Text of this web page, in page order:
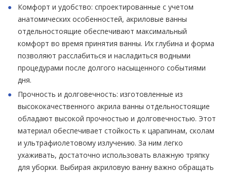
Комфорт и удобство: спроектированные с учетом
анатомических особенностей, акриловые ванны
отдельностоящие обеспечивают максимальный
комфорт во время принятия ванны. Их глубина и форма
позволяют расслабиться и насладиться водными
процедурами после долгого насыщенного событиями
дня.
Прочность и долговечность: изготовленные из
высококачественного акрила ванны отдельностоящие
обладают высокой прочностью и долговечностью. Этот
материал обеспечивает стойкость к царапинам, сколам
и ультрафиолетовому излучению. За ним легко
ухаживать, достаточно использовать влажную тряпку
для уборки. Выбирая акриловую ванну важно обращать